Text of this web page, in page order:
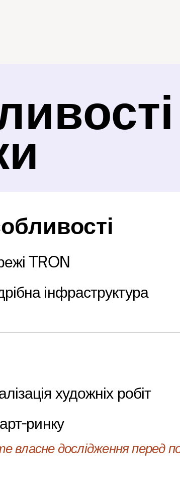
TRON
інфраструктура
художніх робіт
ринку
власне дослідження перед